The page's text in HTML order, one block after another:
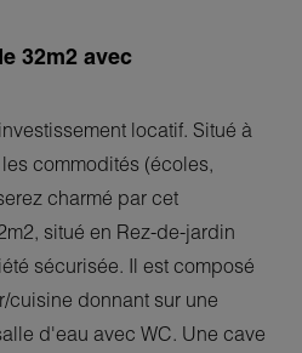
32m2 avec
locatif. Situé à
commodités (écoles,
charmé par cet
situé en Rez-de-jardin
sécurisée. Il est composé
cuisine donnant sur une
d'eau avec WC. Une cave